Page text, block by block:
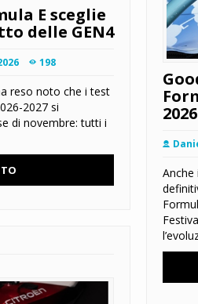
E sceglie
delle GEN4
198
reso noto che i test
2027 si
di novembre: tutti i
2026